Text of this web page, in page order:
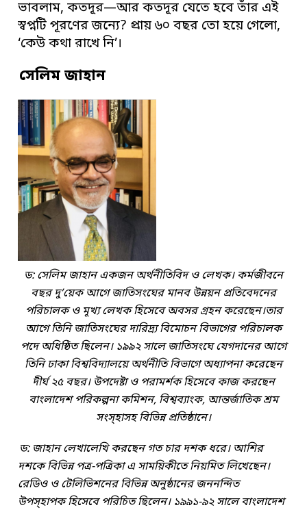
ভাবলাম, কতদূর—আর কতদূর যেতে হবে তাঁর এই
স্বপ্নটি পূরণের জন্যে? প্রায় ৬০ বছর তো হয়ে গেলো,
‘কেউ কথা রাখে নি’।
সেলিম জাহান
ড: সেলিম জাহান একজন অর্থনীতিবিদ ও লেখক। কর্মজীবনে
বছর দু’য়েক আগে জাতিসংঘের মানব উন্নয়ন প্রতিবেদনের
পরিচালক ও মূখ্য লেখক হিসেবে অবসর গ্রহন করেছেন।তার
আগে তিনি জাতিসংঘের দারিদ্র্য বিমোচন বিভাগের পরিচালক
পদে অধিষ্ঠিত ছিলেন। ১৯৯২ সালে জাতিসংঘে যেগদানের আগে
তিনি ঢাকা বিশ্ববিদ্যালয়ে অর্থনীতি বিভাগে অধ্যাপনা করেছেন
দীর্ঘ ২৫ বছর। উপদেষ্টা ও পরামর্শক হিসেবে কাজ করছেন
বাংলাদেশ পরিকল্পনা কমিশন, বিশ্বব্যাংক, আন্তর্জাতিক শ্রম
সংস্হাসহ বিভিন্ন প্রতিষ্ঠানে।
ড: জাহান লেখালেখি করছেন গত চার দশক ধরে। আশির
দশকে বিভিন্ন পত্র-পত্রিকা এ সাময়িকীতে নিয়মিত লিখেছেন।
রেডিও ও টেলিভিশনের বিভিন্ন অনুষ্ঠানের জননন্দিত
উপস্হাপক হিসেবে পরিচিত ছিলেন। ১৯৯১-৯২ সালে বাংলাদেশ